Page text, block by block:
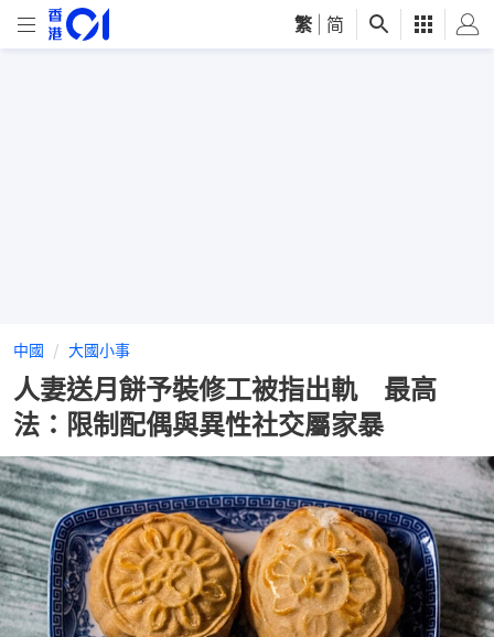
繁 简
中國 大國小事
人妻送月餅予裝修工被指出軌 最高
法：限制配偶與異性社交屬家暴